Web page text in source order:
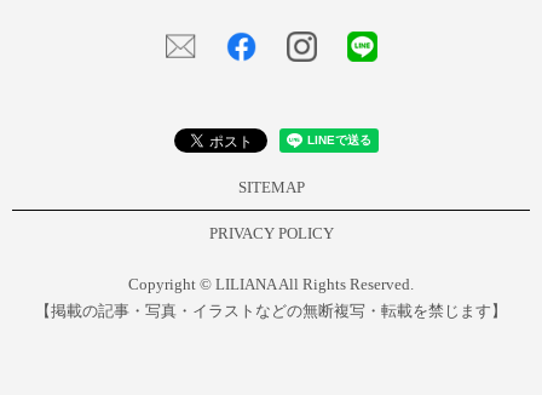
SITEMAP
PRIVACY POLICY
Copyright © LILIANA All Rights Reserved.
【掲載の記事・写真・イラストなどの無断複写・転載を禁じます】